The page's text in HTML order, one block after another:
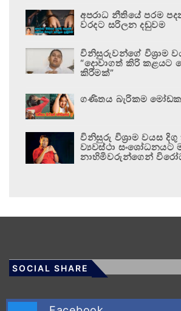
අපරාධ නීතියේ පරම
වරදට සරිලන දඬුවම
විනිසුරුවන්ගේ විශ්‍රාම
“දොවාගත් කිරි කළයට
කිරීමක්”
ගණිතය බැරිකම
විනිසුරු විශ්‍රාම වයස දිගු
ව්‍යවස්ථා සංශෝධනයට
නාහිමිවරුන්ගෙන්
SOCIAL SHARE